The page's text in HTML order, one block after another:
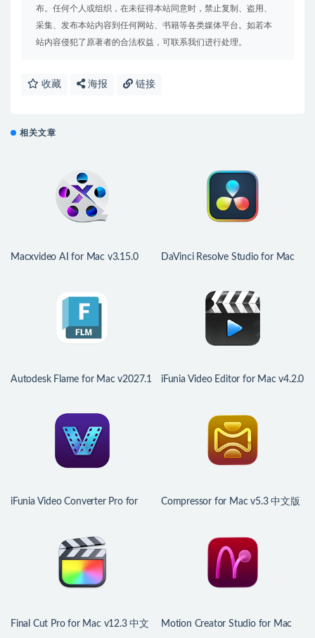
布。任何个人或组织，在未征得本站同意时，禁止复制、盗用、
采集、发布本站内容到任何网站、书籍等各类媒体平台。如若本
站内容侵犯了原著者的合法权益，可联系我们进行处理。
收藏 海报 链接
相关文章
Macxvideo AI for Mac v3.15.0
DaVinci Resolve Studio for Mac
Autodesk Flame for Mac v2027.1
iFunia Video Editor for Mac v4.2.0
iFunia Video Converter Pro for
Compressor for Mac v5.3 中文版
Final Cut Pro for Mac v12.3 中文
Motion Creator Studio for Mac